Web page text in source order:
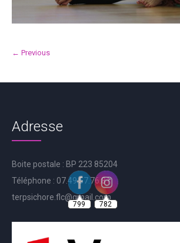
← Previous
Adresse
Boite postale : BP 223 85204
Téléphone : 07.49.57.76.81
terpsichore.flc@gmail.com
799 782